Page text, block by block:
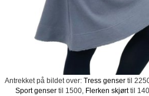
Antrekket på bildet over: Tress gensertil
Sport genser til 1500, Flerken skjørttil